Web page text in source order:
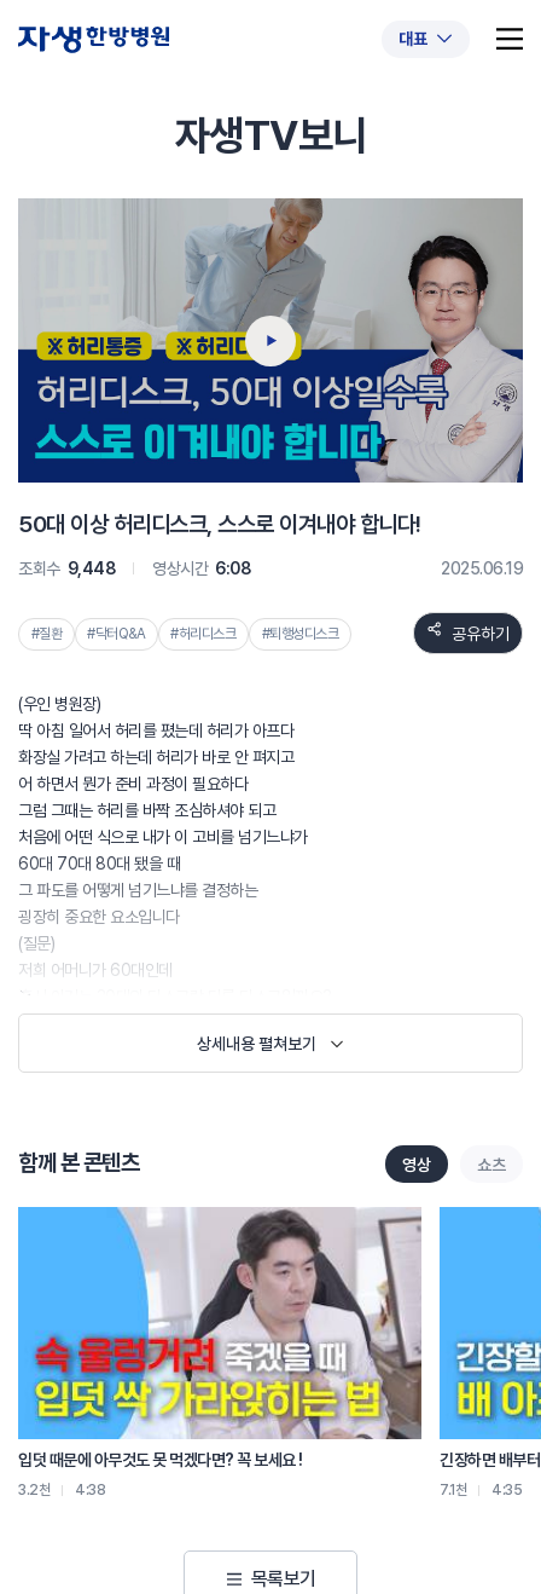
대표
#초음파약침 #척추압박골절
#교통사고후유증 #허리디스크 #목디스크
#추나요법
자생TV보니
50대 이상 허리디스크, 스스로 이겨내야 합니다!
조회수 9,448 영상시간 6:08 2025.06.19
#질환 #닥터Q&A #허리디스크 #퇴행성디스크 공유하기
(우인 병원장)
딱 아침 일어서 허리를 폈는데 허리가 아프다
화장실 가려고 하는데 허리가 바로 안 펴지고
어 하면서 뭔가 준비 과정이 필요하다
그럼 그때는 허리를 바짝 조심하셔야 되고
처음에 어떤 식으로 내가 이 고비를 넘기느냐가
60대 70대 80대 됐을 때
그 파도를 어떻게 넘기느냐를 결정하는
굉장히 중요한 요소입니다
(질문)
저희 어머니가 60대인데
혹시 이거는 30대의 디스크랑 다른 디스크일까요?
(우인 병원장)
50대 60대 디스크는 다릅니다
의미가 조금 더 중요해요
196만명이거든요
60대가 48만명 정도 돼요
전체 환자 중에 한 45%라는 얘기죠
그러면 왜 50대 60대 디스크가 더 중요하냐면
이제 본격적으로 50~60대가 되면 퇴행이 이제 가속화가 되고
노령화가 되어 가는 시기입니다 디스크가 왔을 때에
이 때를 어떻게 극복하느냐에 따라서
그 이후에 70대 80대 90대에 척추건강이 결정되는 경우가 굉장히 많아요
이유나 이런 거에 대해서 자세한 얘기는 제가 좀 있다 다시 할게요
그러면 50대 60대 허리 디스크의 주된 원인이 뭐냐
아까 말씀드렸지만 뼈와 관절의 퇴행과
즉 노화가 원인인 거죠
걸어다니는 사람 한 60대이상 되는 사람들 아무나 붙잡고 MRI 찍어도
허리 디스크 한두 개씩은 있을 거다 이렇게 종종 얘기를 합니다
상세내용 펼쳐보기
함께 본 콘텐츠 영상 쇼츠
입덧 때문에 아무것도 못 먹겠다면? 꼭 보세요 !
3.2천 4:38
긴장하면 배부
7.1천 4:35
목록보기